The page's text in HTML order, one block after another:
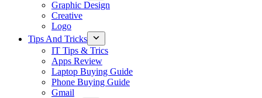
Graphic Design
Creative
Logo
Tips And Tricks
IT Tips & Trics
Apps Review
Laptop Buying Guide
Phone Buying Guide
Gmail